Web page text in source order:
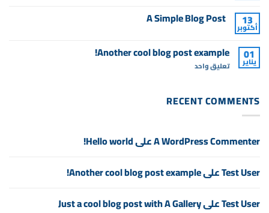
تعليقات
على
with
A
Gallery
13
أكتوبر
A Simple Blog Post
تعليقات
على
Simple
01
يناير
Another cool blog post example!
تعليق واحدعلى
Another
post
example!
RECENT COMMENTS
A WordPress CommenterعلىHello world!
Test UserعلىAnother cool blog post example!
Test UserعلىJust a cool blog post with A Gallery